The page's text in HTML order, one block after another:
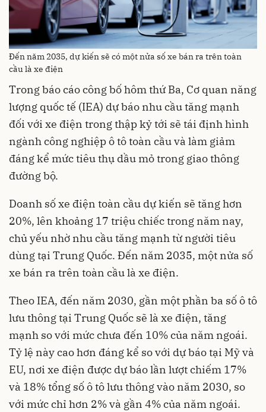
Đến năm 2035, dự kiến sẽ có một nửa số xe bán ra trên toàn
cầu là xe điện
Trong báo cáo công bố hôm thứ Ba, Cơ quan năng
lượng quốc tế (IEA) dự báo nhu cầu tăng mạnh
đối với xe điện trong thập kỷ tới sẽ tái định hình
ngành công nghiệp ô tô toàn cầu và làm giảm
đáng kể mức tiêu thụ dầu mỏ trong giao thông
đường bộ.
Doanh số xe điện toàn cầu dự kiến sẽ tăng hơn
20%, lên khoảng 17 triệu chiếc trong năm nay,
chủ yếu nhờ nhu cầu tăng mạnh từ người tiêu
dùng tại Trung Quốc. Đến năm 2035, một nửa số
xe bán ra trên toàn cầu là xe điện.
Theo IEA, đến năm 2030, gần một phần ba số ô tô
lưu thông tại Trung Quốc sẽ là xe điện, tăng
mạnh so với mức chưa đến 10% của năm ngoái.
Tỷ lệ này cao hơn đáng kể so với dự báo tại Mỹ và
EU, nơi xe điện được dự báo lần lượt chiếm 17%
và 18% tổng số ô tô lưu thông vào năm 2030, so
với mức chỉ hơn 2% và gần 4% của năm ngoái.